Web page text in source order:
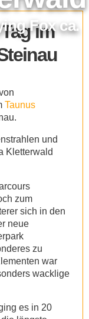
Fox ca.
im
Taunus
und
Kletterwald
zum
sich in den
neue
zu
war
wacklige
es in 20